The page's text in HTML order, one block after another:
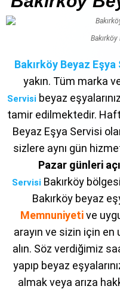
Bakırköy Beyaz Eşya
yakın. Tüm marka
Servisibeyaz eşyalarınız
tamir edilmektedir.
Beyaz Eşya Servisi
sizlere aynı gün
Pazar günleri
ServisiBakırköy
Bakırköy beyaz
Memnuniyetive
arayın ve sizin için
alın. Söz verdiğimiz
yapıp beyaz
almak veya arıza